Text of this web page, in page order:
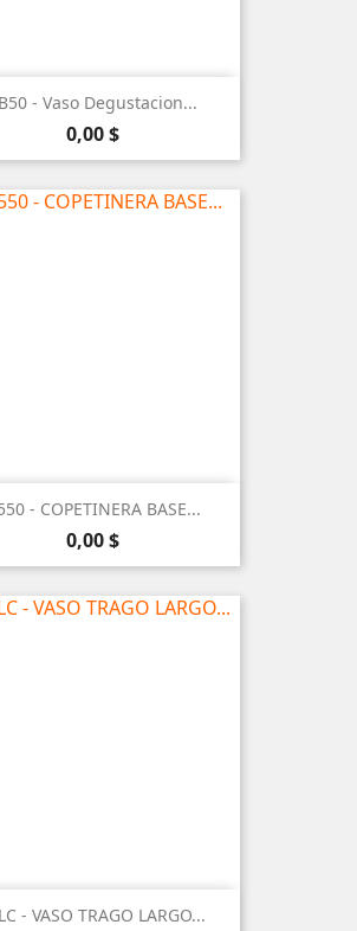
- Vaso Degustacion...
Precio
0,00 $
- COPETINERA BASE...
Precio
0,00 $
- VASO TRAGO LARGO...